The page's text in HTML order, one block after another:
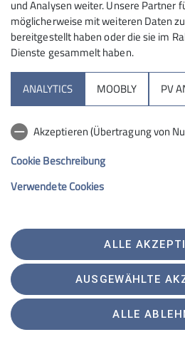
Sektion
Hochrieshütte
Sektion Rosenheim des Deutschen Alpenvereins
Telefon +4980312716030
Impressum
und Analysen weiter. Unsere Partner
möglicherweise mit weiteren Daten
bereitgestellt haben oder die sie im
Dienste gesammelt haben.
ANALYTICS MOOBLY PV
Akzeptieren (Übertragung von
Cookie Beschreibung
Verwendete Cookies
ALLE
AUSGEWÄHLTE
ALLE